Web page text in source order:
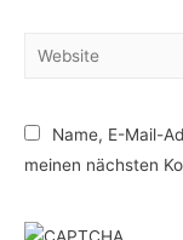
Website
Name, E-Mail-
meinen nächsten